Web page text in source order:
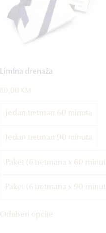
Limfna drenaža
80,00 KM
Jedan tretman 60 minuta
Jedan tretman 90 minuta
Paket (6 tretmana x 60
Paket (6 tretmana x 90
Odaberi opcije